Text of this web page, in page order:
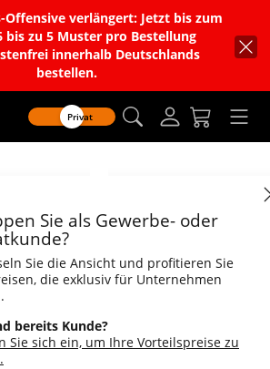
Offensive verlängert: Jetzt bis zum
bis zu 5 Muster pro Bestellung
innerhalb Deutschlands
bestellen.
Privat
Sie als Gewerbe- oder
Sie die Ansicht und profitieren Sie
die exklusiv für Unternehmen
bereits Kunde?
Sie sich ein, um Ihre Vorteilspreise zu